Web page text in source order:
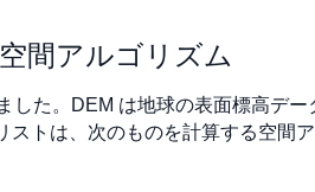
間アルゴリズム
た。DEM は地球の表面標高デ
トは、次のものを計算する空間